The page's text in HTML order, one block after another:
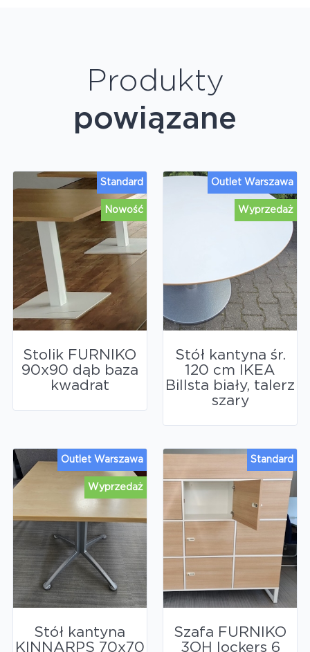
Produkty
powiązane
Nowość
Standard
Stolik FURNIKO
90x90 dąb baza
kwadrat
Wyprzedaż
Outlet Warszawa
Stół kantyna śr.
120 cm IKEA
Billsta biały, talerz
szary
Wyprzedaż
Outlet Warszawa
Stół kantyna
KINNARPS 70x70
Standard
Szafa FURNIKO
3OH lockers 6